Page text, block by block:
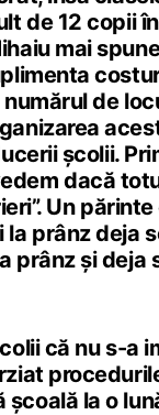
de 12 copii
mai
de
şcolii.
dacă
Un
prânz deja
prânz și
că nu s-a
la o